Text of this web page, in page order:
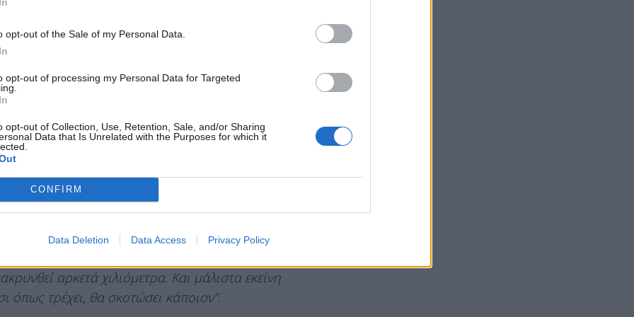
opt-out of the Sale of my Personal Data.
opt-out of processing my Personal Data for Targeted
opt-out of Collection, Use, Retention, Sale, and/or Sharing
Data that Is Unrelated with the Purposes for which it
CONFIRM
Data Deletion Data Access Privacy Policy
Καλλιθέας. Λίγο μετά τα φανάρια στη
το φανάρι, ακούσαμε πίσω μας έναν
κάποια κόντρα, όπως συνηθίζεται στο
να διακρίνουμε. Ακουγόταν ένας
ασημί, μικροκαμωμένο αυτοκίνητο αυτό
ταχύτητα, τόσο εμάς όσο και τα
Μάλιστα, είχα πει και στον σύζυγό μου
να κόψουμε ταχύτητα, γιατί κάποιος έτρεχε
αυξάνει την ταχύτητα, γιατί ακούγαμε την
αρκετά χιλιόμετρα. Και μάλιστα εκείνη
όπως τρέχει, θα σκοτώσει κάποιον”.